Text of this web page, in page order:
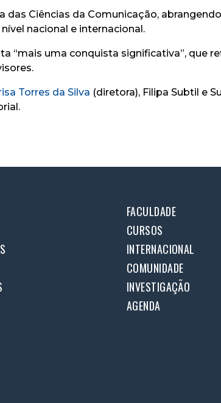
das Ciências da Comunicação,
nacional e internacional.
“mais uma conquista significativa”, que
Torres da Silva (diretora), Filipa Subtil e
FACULDADE
CURSOS
INTERNACIONAL
COMUNIDADE
INVESTIGAÇÃO
AGENDA